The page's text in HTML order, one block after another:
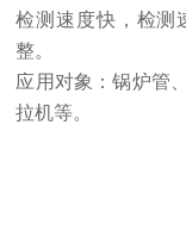
检测速度快，检测
整。
应用对象：锅炉管
拉机等。